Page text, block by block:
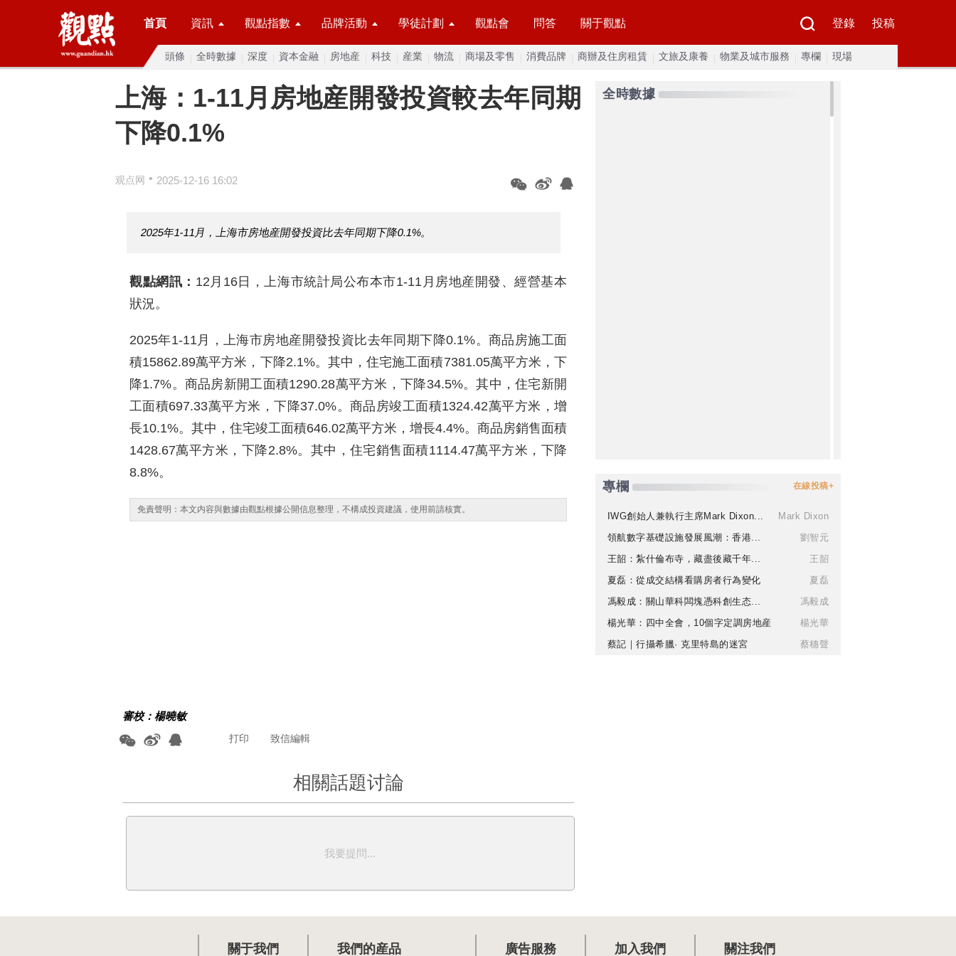
首頁 資訊 觀點指數 品牌活動 學徒計劃 觀點會 問答 關于觀點 登錄 投稿
頭條 全時數據 深度 資本金融 房地産 科技 産業 物流 商場及零售 消費品牌 商辦及住房租賃 文旅及康養 物業及城市服務 專欄 現場
上海：1-11月房地産開發投資較去年同期
下降0.1%
观点网 • 2025-12-16 16:02
2025年1-11月，上海市房地産開發投資比去年同期下降0.1%。
觀點網訊： 12月16日，上海市統計局公布本市1-11月房地産開發、經營基本
狀況。
2025年1-11月，上海市房地産開發投資比去年同期下降0.1%。商品房施工面
積15862.89萬平方米，下降2.1%。其中，住宅施工面積7381.05萬平方米，下
降1.7%。商品房新開工面積1290.28萬平方米，下降34.5%。其中，住宅新開
工面積697.33萬平方米，下降37.0%。商品房竣工面積1324.42萬平方米，增
長10.1%。其中，住宅竣工面積646.02萬平方米，增長4.4%。商品房銷售面積
1428.67萬平方米，下降2.8%。其中，住宅銷售面積1114.47萬平方米，下降
8.8%。
免責聲明：本文内容與數據由觀點根據公開信息整理，不構成投資建議，使用前請核實。
審校：楊曉敏
致信編輯
打印
相關話題讨論
我要提問...
全時數據
專欄 在線投稿+
IWG創始人兼執行主席Mark Dixon...
Mark Dixon
領航數字基礎設施發展風潮：香港...
劉智元
王韶：紮什倫布寺，藏盡後藏千年...
王韶
夏磊：從成交結構看購房者行為變化
夏磊
馮毅成：關山華科闆塊憑科創生态...
馮毅成
楊光華：四中全會，10個字定調房地産
楊光華
蔡記｜行攝希臘· 克里特島的迷宮
蔡穗聲
關于我們 我們的産品 廣告服務 加入我們 關注我們